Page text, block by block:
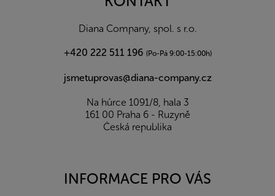
Diana Company, spol. s r.o.
+420 222 511 196 (Po-Pá 9:00-15:00h)
jsmetuprovas@diana-company.cz
Na hůrce 1091/8, hala 3
161 00 Praha 6 - Ruzyně
Česká republika
INFORMACE PRO VÁS